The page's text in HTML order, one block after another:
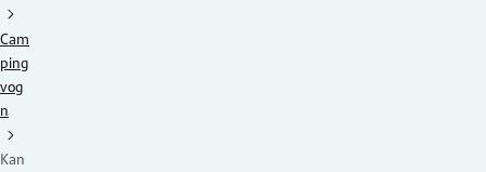
Cam
ping
vog
n
Kan